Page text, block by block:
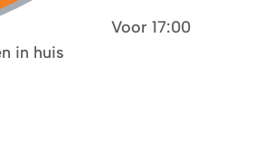
Voor 17:00
in huis